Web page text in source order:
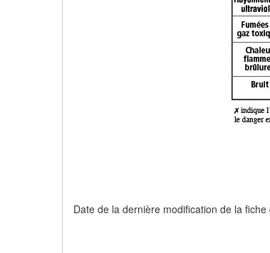
Date de la dernière modification de la fiche